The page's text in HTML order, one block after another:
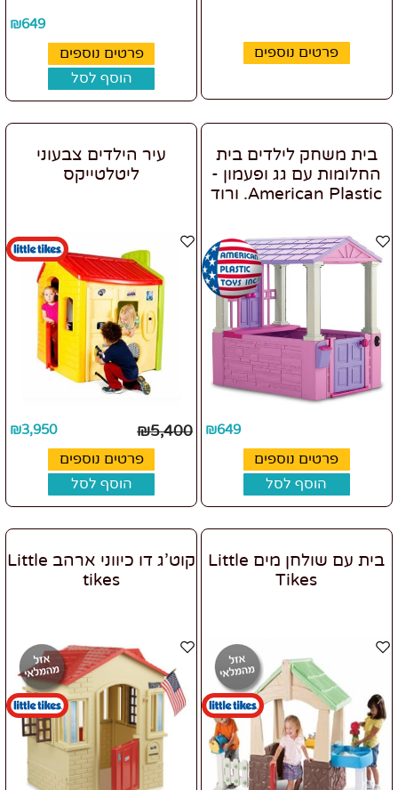
פרטים נוספים
₪649
פרטים נוספים
הוסף לסל
בית משחק לילדים בית
החלומות עם גג ופעמון -
American Plastic. ורוד
₪649
פרטים נוספים
הוסף לסל
עיר הילדים צבעוני
ליטלטייקס
₪5,400
₪3,950
פרטים נוספים
הוסף לסל
בית עם שולחן מים Little
Tikes
קוט'ג דו כיווני ארהב Little
tikes